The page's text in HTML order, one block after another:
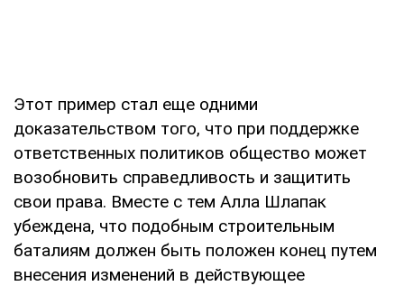
Этот пример стал еще одними
доказательством того, что при поддержке
ответственных политиков общество может
возобновить справедливость и защитить
свои права. Вместе с тем Алла Шлапак
убеждена, что подобным строительным
баталиям должен быть положен конец путем
внесения изменений в действующее